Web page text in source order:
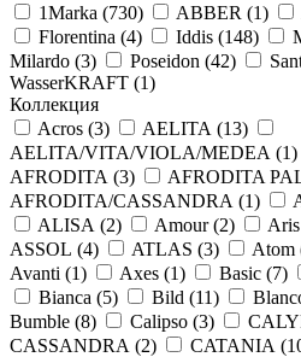
1Marka (730) ABBER (1)
Florentina (4) Iddis (148)
Milardo (3) Poseidon (42)
WasserKRAFT (1)
Коллекция
Acros (3) AELITA (13)
AELITA/VITA/VIOLA/MEDEA (1)
AFRODITA (3) AFRODITA
AFRODITA/CASSANDRA (1)
ALISA (2) Amour (2)
ASSOL (4) ATLAS (3) Atom
Avanti (1) Axes (1) Basic (7)
Bianca (5) Bild (11)
Bumble (8) Calipso (3)
CASSANDRA (2) CATANIA (